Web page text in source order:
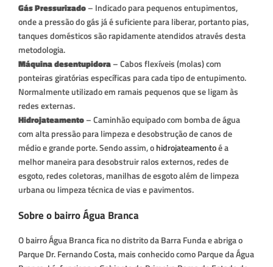
Gás Pressurizado– Indicado para pequenos entupimentos,
onde a pressão do gás já é suficiente para liberar, portanto pias,
tanques domésticos são rapidamente atendidos através desta
metodologia.
Máquina desentupidora– Cabos flexíveis (molas) com
ponteiras giratórias específicas para cada tipo de entupimento.
Normalmente utilizado em ramais pequenos que se ligam às
redes externas.
Hidrojateamento– Caminhão equipado com bomba de água
com alta pressão para limpeza e desobstrução de canos de
médio e grande porte. Sendo assim, ohidrojateamentoé a
melhor maneira para desobstruir ralos externos, redes de
esgoto, redes coletoras, manilhas de esgoto além de limpeza
urbana ou limpeza técnica de vias e pavimentos.
Sobre o bairro Água Branca
O bairro Água Branca fica no distrito da Barra Funda e abriga o
Parque Dr. Fernando Costa, mais conhecido como Parque da Água